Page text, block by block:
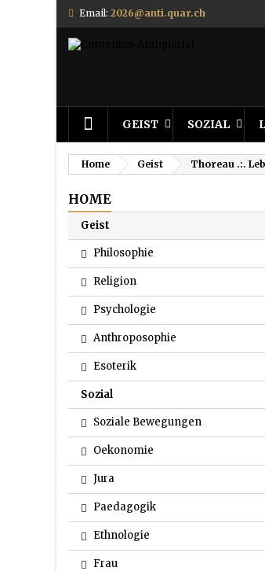
Email: 2026@anti.quar.ch
GEIST SOZIAL
Home Geist Thoreau .:.
HOME
Geist
Philosophie
Religion
Psychologie
Anthroposophie
Esoterik
Sozial
Soziale Bewegungen
Oekonomie
Jura
Paedagogik
Ethnologie
Frau